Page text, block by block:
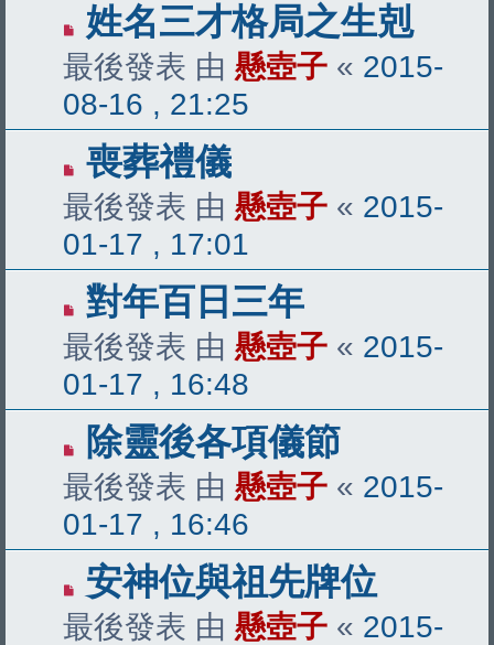
姓名三才格局之生剋
最後發表 由 懸壺子 « 2015-
08-16 , 21:25
喪葬禮儀
最後發表 由 懸壺子 « 2015-
01-17 , 17:01
對年百日三年
最後發表 由 懸壺子 « 2015-
01-17 , 16:48
除靈後各項儀節
最後發表 由 懸壺子 « 2015-
01-17 , 16:46
安神位與祖先牌位
最後發表 由 懸壺子 « 2015-